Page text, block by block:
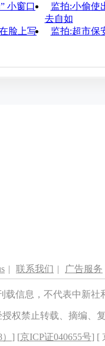
小窗口
监拍:小偷使
去自如
脸上写
监拍:超市保
| 联系我们 | 广告服务
载信息，不代表中新
授权禁止转载、摘编、
] [京ICP证040655号] [